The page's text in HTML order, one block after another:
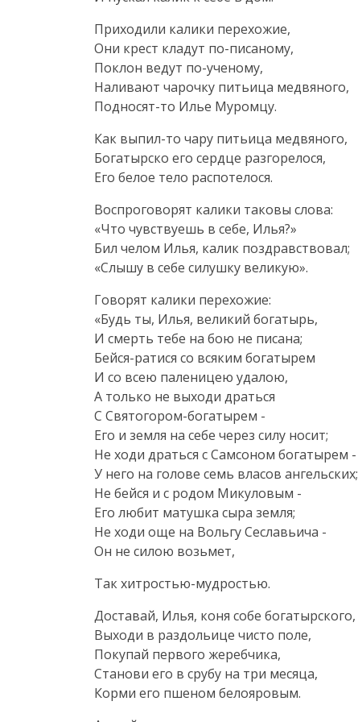
Приходили калики перехожие,
Они крест кладут по-писаному,
Поклон ведут по-ученому,
Наливают чарочку питьица медвяного,
Подносят-то Илье Муромцу.
Как выпил-то чару питьица медвяного,
Богатырско его сердце разгорелося,
Его белое тело распотелося.
Воспроговорят калики таковы слова:
«Что чувствуешь в себе, Илья?»
Бил челом Илья, калик поздравствовал;
«Слышу в себе силушку великую».
Говорят калики перехожие:
«Будь ты, Илья, великий богатырь,
И смерть тебе на бою не писана;
Бейся-ратися со всяким богатырем
И со всею паленицею удалою,
А только не выходи драться
С Святогором-богатырем -
Его и земля на себе через силу носит;
Не ходи драться с Самсоном богатырем -
У него на голове семь власов ангельских;
Не бейся и с родом Микуловым -
Его любит матушка сыра земля;
Не ходи още на Вольгу Сеславьича -
Он не силою возьмет,
Такхитростью-мудростью.
Доставай, Илья, коня собе богатырского,
Выходи в раздольице чисто поле,
Покупай первого жеребчика,
Станови его в срубу на три месяца,
Корми его пшеном белояровым.